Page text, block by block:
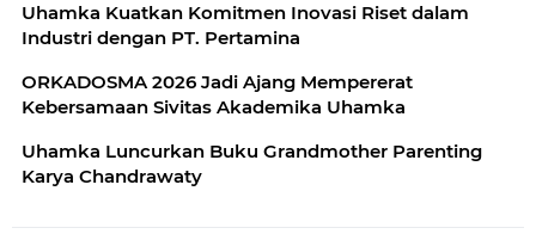
Uhamka Kuatkan Komitmen Inovasi Riset dalam
Industri dengan PT. Pertamina
ORKADOSMA 2026 Jadi Ajang Mempererat
Kebersamaan Sivitas Akademika Uhamka
Uhamka Luncurkan Buku Grandmother Parenting
Karya Chandrawaty